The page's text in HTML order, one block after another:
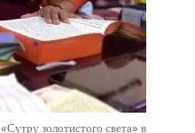
золотистого света» в